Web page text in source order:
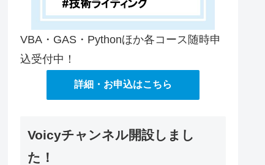
VBA・GAS・Pythonほか各コース随時申
込受付中！
詳細・お申込はこちら
Voicyチャンネル開設しまし
た！